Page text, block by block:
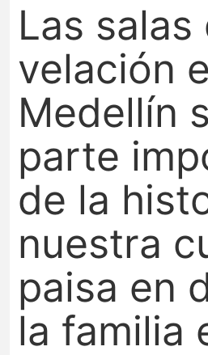
Las salas
velación
Medellín
parte
de la
nuestra
paisa en
la familia